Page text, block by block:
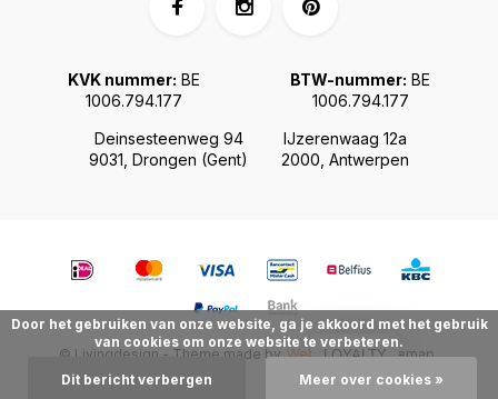
Deinsesteenweg 94
9031, Drongen (Gent)
IJzerenwaag 12a
2000, Antwerpen
KVK nummer: BE
1006.794.177
BTW-nummer: BE
1006.794.177
© Livingdesign - Theme made by Webdinge.nl Sitemap
Door het gebruiken van onze website, ga je akkoord met het gebruik
van cookies om onze website te verbeteren.
Dit bericht verbergen Meer over cookies »
LOYALTY